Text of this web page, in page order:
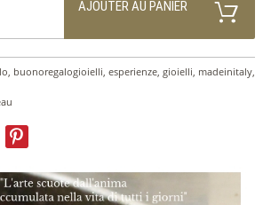
AJOUTER AU PANIER
, buonoregalogioielli, esperienze, gioielli, madeinitaly,